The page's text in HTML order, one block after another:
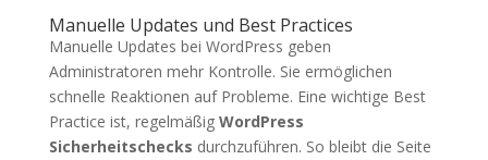
Manuelle Updates und Best Practices
Manuelle Updates bei WordPress geben
Administratoren mehr Kontrolle. Sie ermöglichen
schnelle Reaktionen auf Probleme. Eine wichtige Best
Practice ist, regelmäßig WordPress
Sicherheitschecks durchzuführen. So bleibt die Seite